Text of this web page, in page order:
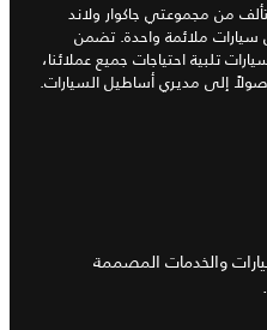
من مجموعتي جاكوار ولاند
ملائمة واحدة. تضمن
تلبية احتياجات جميع عملائنا،
إلى مديري أساطيل السيارات.
والخدمات المصممة